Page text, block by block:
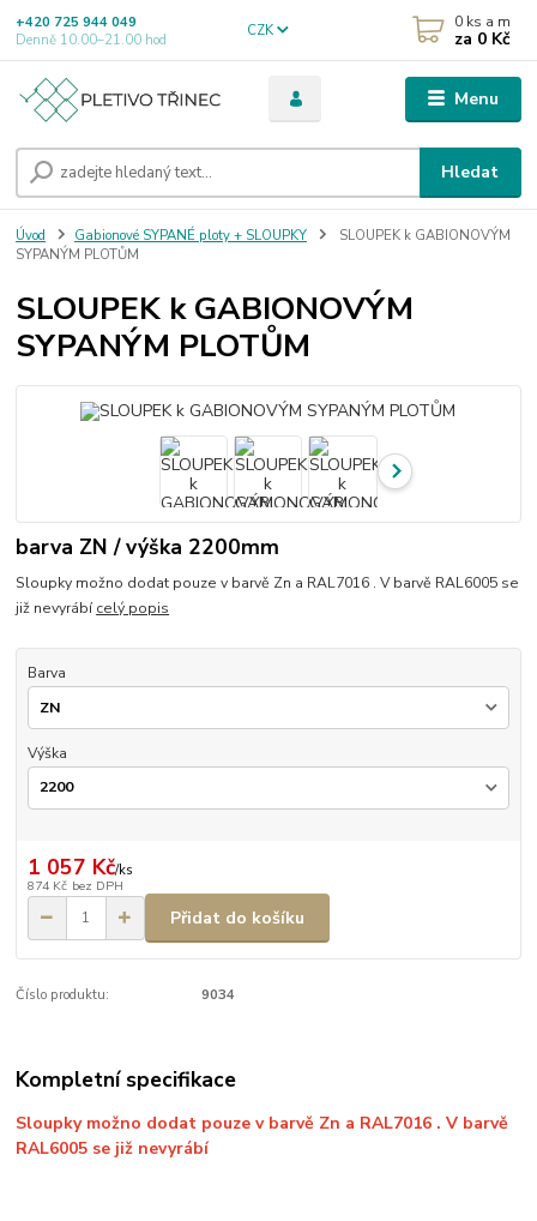
Menu
CZK
Hledat
+420 725 944 049
Denně 10.00–21.00 hod
0 ks a m
za 0 Kč
Úvod Gabionové SYPANÉ ploty + SLOUPKY
SLOUPEK k GABIONOVÝM
SYPANÝM PLOTŮM
SLOUPEK k GABIONOVÝM
SYPANÝM PLOTŮM
barva ZN / výška 2200mm
Sloupky možno dodat pouze v barvě Zn a RAL7016 . V barvě RAL6005 se
již nevyrábícelý popis
Barva
Výška
1 057 Kč/ks
874 Kč bez DPH
Přidat do košíku
Číslo produktu: 9034
Kompletní specifikace
Sloupky možno dodat pouze v barvě Zn a RAL7016 . V barvě
RAL6005 se již nevyrábí